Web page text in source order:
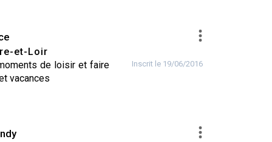
et-Loir
de loisir et faire
vacances
Inscrit le 19/06/2016